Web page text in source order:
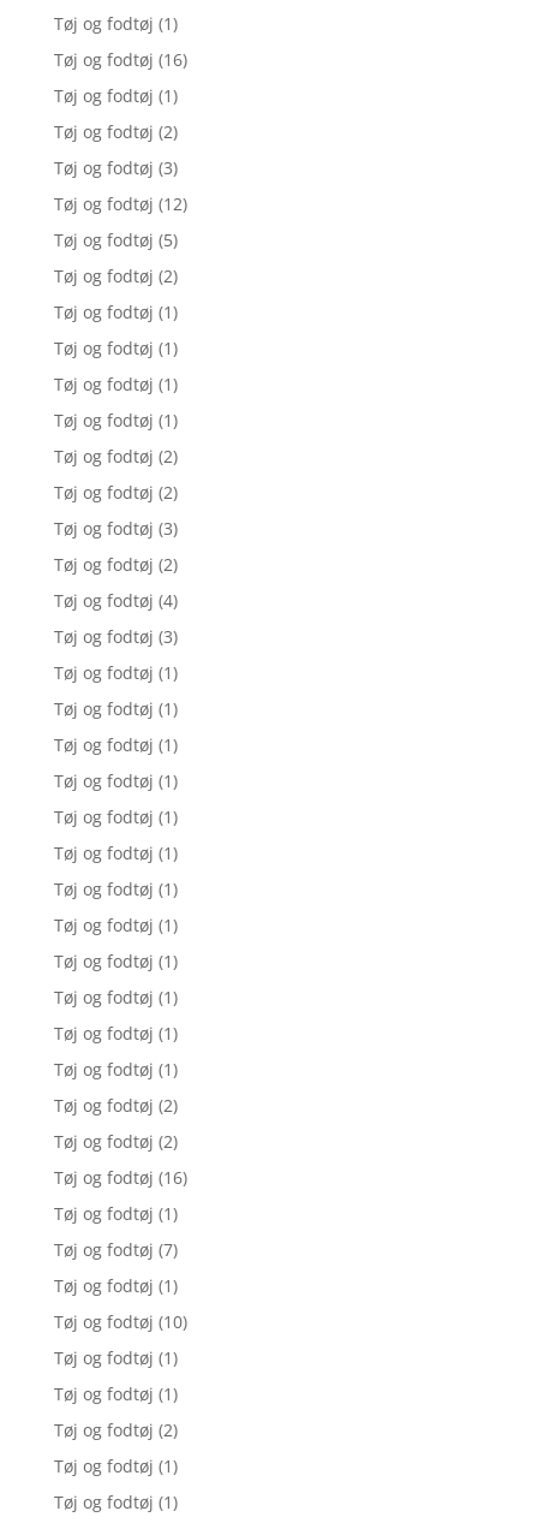
Tøj og fodtøj (1)
Tøj og fodtøj (16)
Tøj og fodtøj (1)
Tøj og fodtøj (2)
Tøj og fodtøj (3)
Tøj og fodtøj (12)
Tøj og fodtøj (5)
Tøj og fodtøj (2)
Tøj og fodtøj (1)
Tøj og fodtøj (1)
Tøj og fodtøj (1)
Tøj og fodtøj (1)
Tøj og fodtøj (2)
Tøj og fodtøj (2)
Tøj og fodtøj (3)
Tøj og fodtøj (2)
Tøj og fodtøj (4)
Tøj og fodtøj (3)
Tøj og fodtøj (1)
Tøj og fodtøj (1)
Tøj og fodtøj (1)
Tøj og fodtøj (1)
Tøj og fodtøj (1)
Tøj og fodtøj (1)
Tøj og fodtøj (1)
Tøj og fodtøj (1)
Tøj og fodtøj (1)
Tøj og fodtøj (1)
Tøj og fodtøj (1)
Tøj og fodtøj (1)
Tøj og fodtøj (2)
Tøj og fodtøj (2)
Tøj og fodtøj (16)
Tøj og fodtøj (1)
Tøj og fodtøj (7)
Tøj og fodtøj (1)
Tøj og fodtøj (10)
Tøj og fodtøj (1)
Tøj og fodtøj (1)
Tøj og fodtøj (2)
Tøj og fodtøj (1)
Tøj og fodtøj (1)